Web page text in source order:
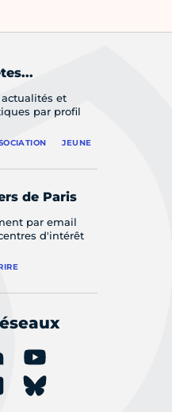
actualités et
par profil
JEUNE
de Paris
par email
d'intérêt